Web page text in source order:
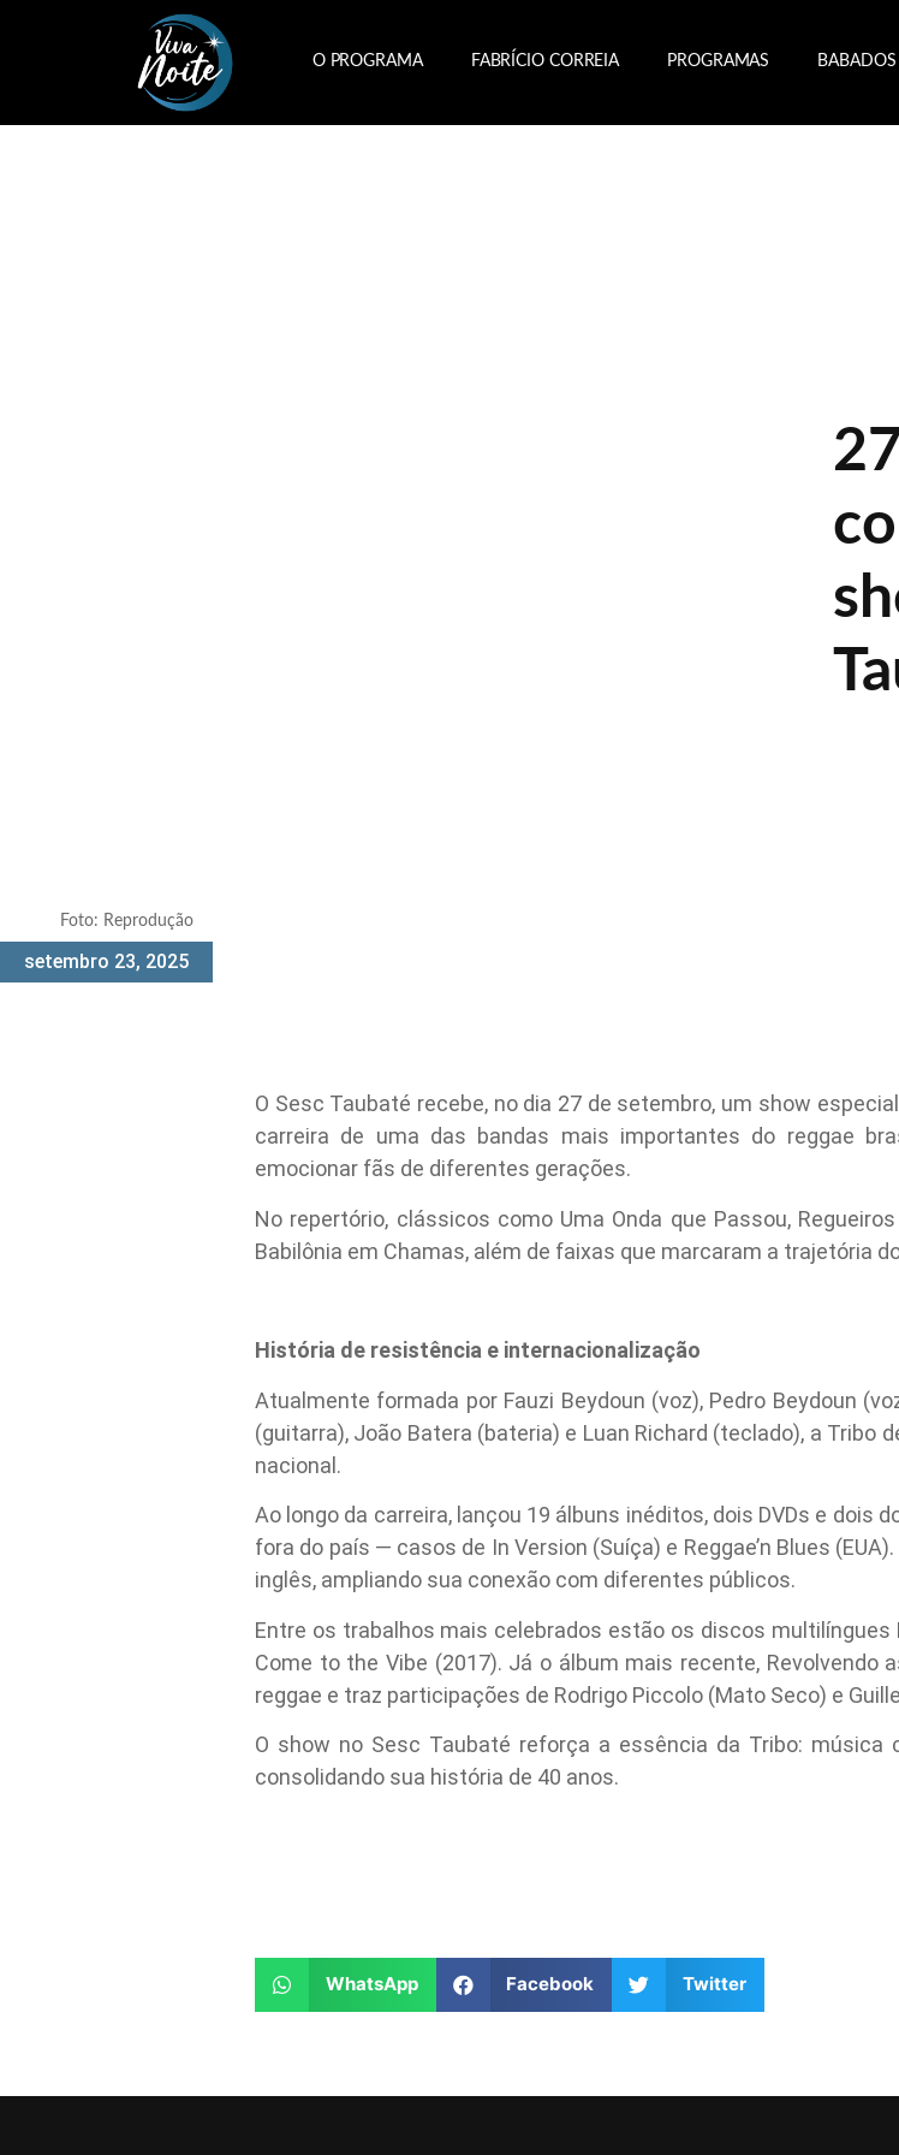
O PROGRAMA FABRÍCIO CORREIA PROGRAMAS BABADOS
Foto: Reprodução
setembro 23, 2025
O Sesc Taubaté recebe, no dia 27 de setembro, um show
carreira de uma das bandas mais importantes do reggae
emocionar fãs de diferentes gerações.
No repertório, clássicos como Uma Onda que Passou,
Babilônia em Chamas, além de faixas que marcaram a trajetória
História de resistência e internacionalização
Atualmente formada por Fauzi Beydoun (voz), Pedro Beydoun
(guitarra), João Batera (bateria) e Luan Richard (teclado), a Tribo
nacional.
Ao longo da carreira, lançou 19 álbuns inéditos, dois DVDs e dois
fora do país — casos de In Version (Suíça) e Reggae’n Blues
inglês, ampliando sua conexão com diferentes públicos.
Entre os trabalhos mais celebrados estão os discos multilíngues
Come to the Vibe (2017). Já o álbum mais recente, Revolvendo
reggae e traz participações de Rodrigo Piccolo (Mato Seco) e
O show no Sesc Taubaté reforça a essência da Tribo: música
consolidando sua história de 40 anos.
WhatsApp Facebook Twitter